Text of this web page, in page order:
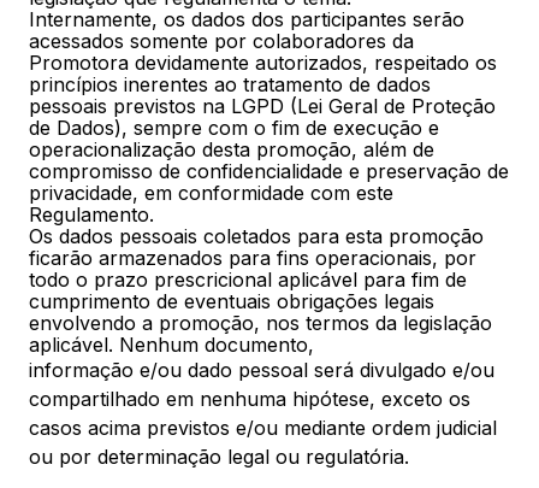
Internamente, os dados dos participantes serão
acessados somente por colaboradores da
Promotora devidamente autorizados, respeitado os
princípios inerentes ao tratamento de dados
pessoais previstos na LGPD (Lei Geral de Proteção
de Dados), sempre com o fim de execução e
operacionalização desta promoção, além de
compromisso de confidencialidade e preservação de
privacidade, em conformidade com este
Regulamento.
Os dados pessoais coletados para esta promoção
ficarão armazenados para fins operacionais, por
todo o prazo prescricional aplicável para fim de
cumprimento de eventuais obrigações legais
envolvendo a promoção, nos termos da legislação
aplicável. Nenhum documento,
informação e/ou dado pessoal será divulgado e/ou
compartilhado em nenhuma hipótese, exceto os
casos acima previstos e/ou mediante ordem judicial
ou por determinação legal ou regulatória.